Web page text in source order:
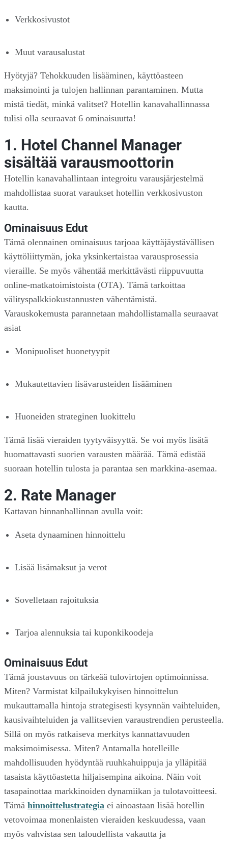
Verkkosivustot
Muut varausalustat
Hyötyjä? Tehokkuuden lisääminen, käyttöasteen
maksimointi ja tulojen hallinnan parantaminen. Mutta
mistä tiedät, minkä valitset? Hotellin kanavahallinnassa
tulisi olla seuraavat 6 ominaisuutta!
1. Hotel Channel Manager
sisältää varausmoottorin
Hotellin kanavahallintaan integroitu varausjärjestelmä
mahdollistaa suorat varaukset hotellin verkkosivuston
kautta.
Ominaisuus Edut
Tämä olennainen ominaisuus tarjoaa käyttäjäystävällisen
käyttöliittymän, joka yksinkertaistaa varausprosessia
vieraille. Se myös vähentää merkittävästi riippuvuutta
online-matkatoimistoista (OTA). Tämä tarkoittaa
välityspalkkiokustannusten vähentämistä.
Varauskokemusta parannetaan mahdollistamalla seuraavat
asiat
Monipuoliset huonetyypit
Mukautettavien lisävarusteiden lisääminen
Huoneiden strateginen luokittelu
Tämä lisää vieraiden tyytyväisyyttä. Se voi myös lisätä
huomattavasti suorien varausten määrää. Tämä edistää
suoraan hotellin tulosta ja parantaa sen markkina-asemaa.
2. Rate Manager
Kattavan hinnanhallinnan avulla voit:
Aseta dynaaminen hinnoittelu
Lisää lisämaksut ja verot
Sovelletaan rajoituksia
Tarjoa alennuksia tai kuponkikoodeja
Ominaisuus Edut
Tämä joustavuus on tärkeää tulovirtojen optimoinnissa.
Miten? Varmistat kilpailukykyisen hinnoittelun
mukauttamalla hintoja strategisesti kysynnän vaihteluiden,
kausivaihteluiden ja vallitsevien varaustrendien perusteella.
Sillä on myös ratkaiseva merkitys kannattavuuden
maksimoimisessa. Miten? Antamalla hotelleille
mahdollisuuden hyödyntää ruuhkahuippuja ja ylläpitää
tasaista käyttöastetta hiljaisempina aikoina. Näin voit
tasapainottaa markkinoiden dynamiikan ja tulotavoitteesi.
Tämä hinnoittelustrategia ei ainoastaan lisää hotellin
vetovoimaa monenlaisten vieraiden keskuudessa, vaan
myös vahvistaa sen taloudellista vakautta ja